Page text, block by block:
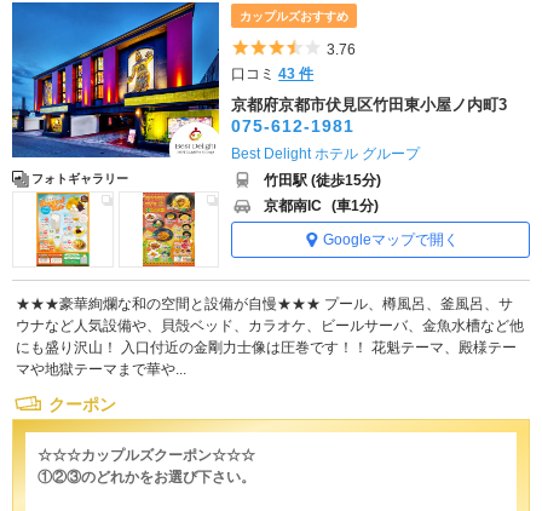
フォトギャラリー
カップルズおすすめ
5つ星のうち3.5
3.76
口コミ43 件
京都府京都市伏見区竹田東小屋ノ内町3
075-612-1981
Best Delight ホテル グループ
竹田駅 (徒歩15分)
京都南IC (車1分)
Googleマップで開く
★★★豪華絢爛な和の空間と設備が自慢★★★ プール、樽風呂、釜風呂、サ
ウナなど人気設備や、貝殻ベッド、カラオケ、ビールサーバ、金魚水槽など他
にも盛り沢山！ 入口付近の金剛力士像は圧巻です！！ 花魁テーマ、殿様テー
マや地獄テーマまで華や...
クーポン
☆☆☆カップルズクーポン☆☆☆
①②③のどれかをお選び下さい。